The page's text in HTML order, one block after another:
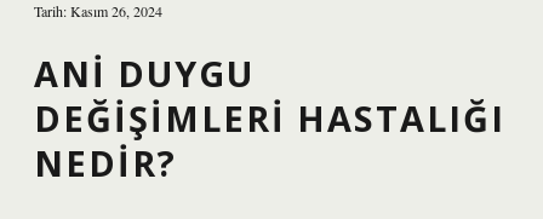
Tarih: Kasım 26, 2024
ANI DUYGU
DEĞIŞIMLERI HASTALIĞI
NEDIR?